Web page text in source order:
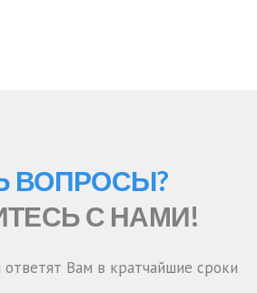
ВОПРОСЫ?
С НАМИ!
Вам в кратчайшие сроки